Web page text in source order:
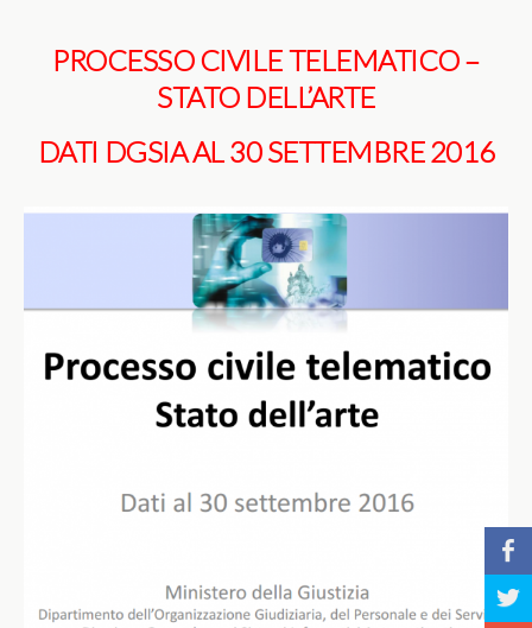
PROCESSO CIVILE TELEMATICO –
STATO DELL’ARTE
DATI DGSIA AL 30 SETTEMBRE 2016
b
a